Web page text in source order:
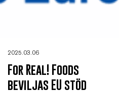
2025.03.06
For Real! Foods
beviljas EU stöd